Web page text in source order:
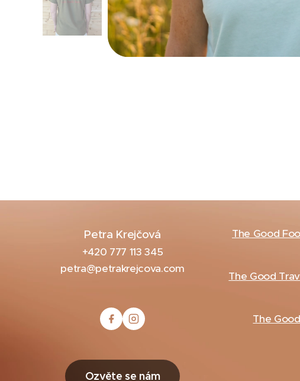
Petra Krejčová
+420 777 113 345
petra@petrakrejcova.com
Ozvěte se nám
The Good
The Good
The